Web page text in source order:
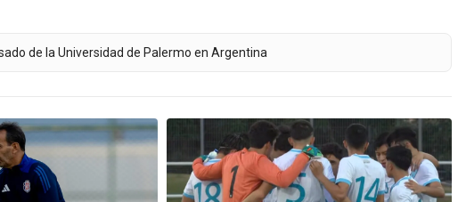
de la Universidad de Palermo en Argentina